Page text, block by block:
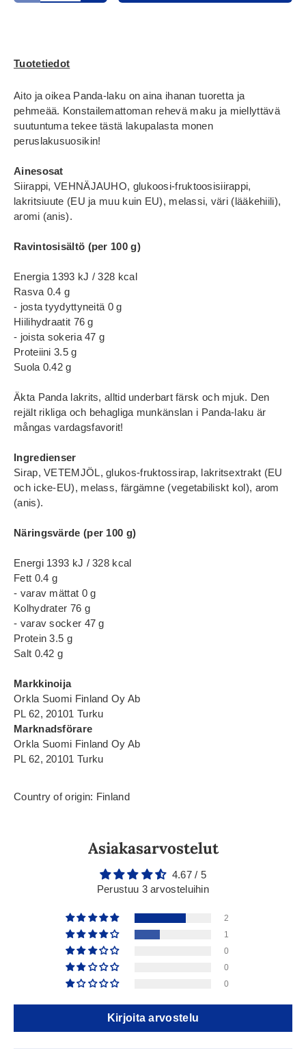
Tuotetiedot
Aito ja oikea Panda-laku on aina ihanan tuoretta ja
pehmeää. Konstailemattoman rehevä maku ja miellyttävä
suutuntuma tekee tästä lakupalasta monen
peruslakusuosikin!
Ainesosat
Siirappi, VEHNÄJAUHO, glukoosi-fruktoosisiirappi,
lakritsiuute (EU ja muu kuin EU), melassi, väri (lääkehiili),
aromi (anis).
Ravintosisältö (per 100 g)
Energia 1393 kJ / 328 kcal
Rasva 0.4 g
- josta tyydyttyneitä 0 g
Hiilihydraatit 76 g
- joista sokeria 47 g
Proteiini 3.5 g
Suola 0.42 g
Äkta Panda lakrits, alltid underbart färsk och mjuk. Den
rejält rikliga och behagliga munkänslan i Panda-laku är
mångas vardagsfavorit!
Ingredienser
Sirap, VETEMJÖL, glukos-fruktossirap, lakritsextrakt (EU
och icke-EU), melass, färgämne (vegetabiliskt kol), arom
(anis).
Näringsvärde (per 100 g)
Energi 1393 kJ / 328 kcal
Fett 0.4 g
- varav mättat 0 g
Kolhydrater 76 g
- varav socker 47 g
Protein 3.5 g
Salt 0.42 g
Markkinoija
Orkla Suomi Finland Oy Ab
PL 62, 20101 Turku
Marknadsförare
Orkla Suomi Finland Oy Ab
PL 62, 20101 Turku
Country of origin: Finland
Asiakasarvostelut
4.67 / 5
Perustuu 3 arvosteluihin
2
1
0
0
0
Kirjoita arvostelu